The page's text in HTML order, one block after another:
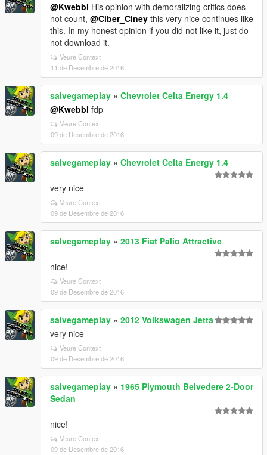
@Kwebbl His opinion with demoralizing critics does
not count, @Ciber_Ciney this very nice continues like
this. In my honest opinion if you did not like it, just do
not download it.
Veure Context
11 de Desembre de 2016
salvegameplay » Chevrolet Celta Energy 1.4
@Kwebbl fdp
Veure Context
09 de Desembre de 2016
salvegameplay » Chevrolet Celta Energy 1.4
very nice
Veure Context
09 de Desembre de 2016
salvegameplay » 2013 Fiat Palio Attractive
nice!
Veure Context
09 de Desembre de 2016
salvegameplay » 2012 Volkswagen Jetta
very nice
Veure Context
09 de Desembre de 2016
salvegameplay » 1965 Plymouth Belvedere 2-Door
Sedan
nice!
Veure Context
09 de Desembre de 2016